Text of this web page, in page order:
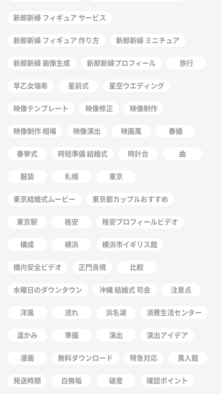
新郎新婦 フィギュア サービス
新郎新婦 フィギュア 作り方 新郎新婦 ミニチュア
新郎新婦 画像生成 新郎新婦プロフィール 旅行
早乙女瑞希 星前式 星空ウエディング
映像テンプレート 映像修正 映像制作
映像制作 相場 映像演出 映画風 春婚
春挙式 時短準備 結婚式 時計台 曲
服装 札幌 東京
東京結婚式ムービー 東京都カップルおすすめ
東京駅 格安 格安プロフィールビデオ
構成 横浜 横浜市イギリス館
機内安全ビデオ 正門良規 比較
水曜日のダウンタウン 沖縄 結婚式 司会 注意点
洋風 流れ 浜名湖 消費生活センター
温かみ 準備 演出 演出アイデア
漫画 無料ダウンロード 特急対応 異人館
発送時期 白無垢 破産 確認ポイント